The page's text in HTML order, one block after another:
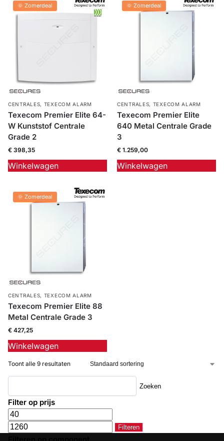
🌞 Zomerdeal
CENTRALES, TEXECOM ALARM
Texecom Premier Elite 64-
W Kunststof Centrale
Grade 2
€ 398,35
Winkelwagen
🌞 Zomerdeal
CENTRALES, TEXECOM ALARM
Texecom Premier Elite
640 Metal Centrale Grade
3
€ 1.259,00
Winkelwagen
🌞 Zomerdeal
CENTRALES, TEXECOM ALARM
Texecom Premier Elite 88
Metal Centrale Grade 3
€ 427,25
Winkelwagen
Toont alle 9 resultaten
Zoeken
Filter op prijs
Filteren